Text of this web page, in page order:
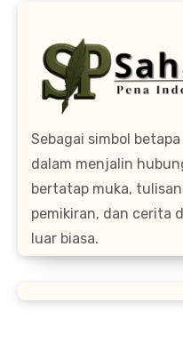
Sebagai simbol
dalam menjalin
bertatap muka,
pemikiran, dan cerita
luar biasa.